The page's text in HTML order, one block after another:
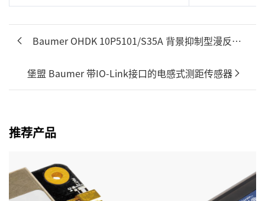
Baumer OHDK 10P5101/S35A 背景抑制型漫反射式传感器
堡盟 Baumer 带IO-Link接口的电感式测距传感器
推荐产品